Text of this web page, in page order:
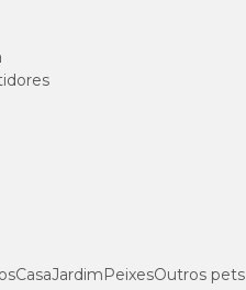
CasaJardimPeixesOutros pets